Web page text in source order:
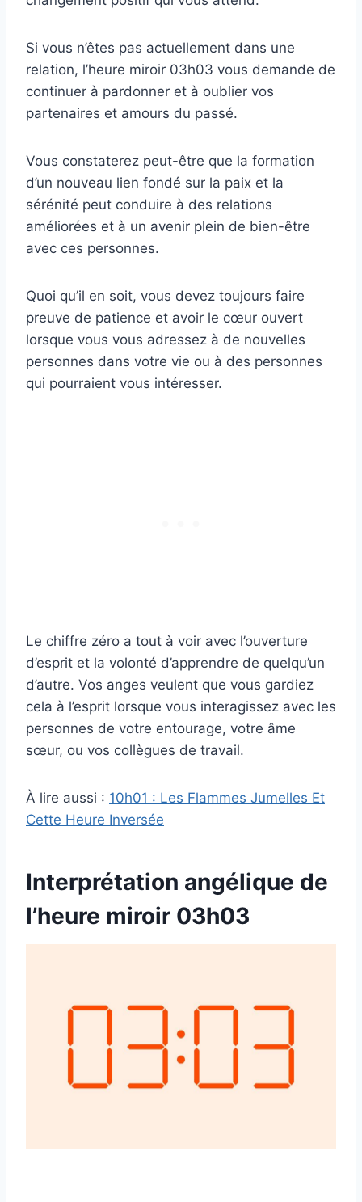
Si vous n’êtes pas actuellement dans une
relation, l’heure miroir 03h03 vous demande de
continuer à pardonner et à oublier vos
partenaires et amours du passé.
Vous constaterez peut-être que la formation
d’un nouveau lien fondé sur la paix et la
sérénité peut conduire à des relations
améliorées et à un avenir plein de bien-être
avec ces personnes.
Quoi qu’il en soit, vous devez toujours faire
preuve de patience et avoir le cœur ouvert
lorsque vous vous adressez à de nouvelles
personnes dans votre vie ou à des personnes
qui pourraient vous intéresser.
Le chiffre zéro a tout à voir avec l’ouverture
d’esprit et la volonté d’apprendre de quelqu’un
d’autre. Vos anges veulent que vous gardiez
cela à l’esprit lorsque vous interagissez avec les
personnes de votre entourage, votre âme
sœur, ou vos collègues de travail.
À lire aussi : 10h01 : Les Flammes Jumelles Et
Cette Heure Inversée
Interprétation angélique de
l’heure miroir 03h03